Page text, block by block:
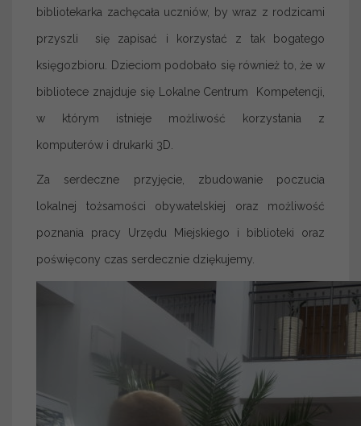
bibliotekarka zachęcała uczniów, by wraz z rodzicami
przyszli się zapisać i korzystać z tak bogatego
księgozbioru. Dzieciom podobało się również to, że w
bibliotece znajduje się Lokalne Centrum Kompetencji,
w którym istnieje możliwość korzystania z
komputerów i drukarki 3D.
Za serdeczne przyjęcie, zbudowanie poczucia
lokalnej tożsamości obywatelskiej oraz możliwość
poznania pracy Urzędu Miejskiego i biblioteki oraz
poświęcony czas serdecznie dziękujemy.